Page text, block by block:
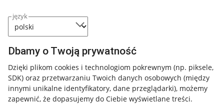
język
Dbamy o Twoją prywatność
Dzięki plikom cookies i technologiom pokrewnym (np. piksele,
SDK) oraz przetwarzaniu Twoich danych osobowych (między
innymi unikalne identyfikatory, dane przeglądarki), możemy
zapewnić, że dopasujemy do Ciebie wyświetlane treści.